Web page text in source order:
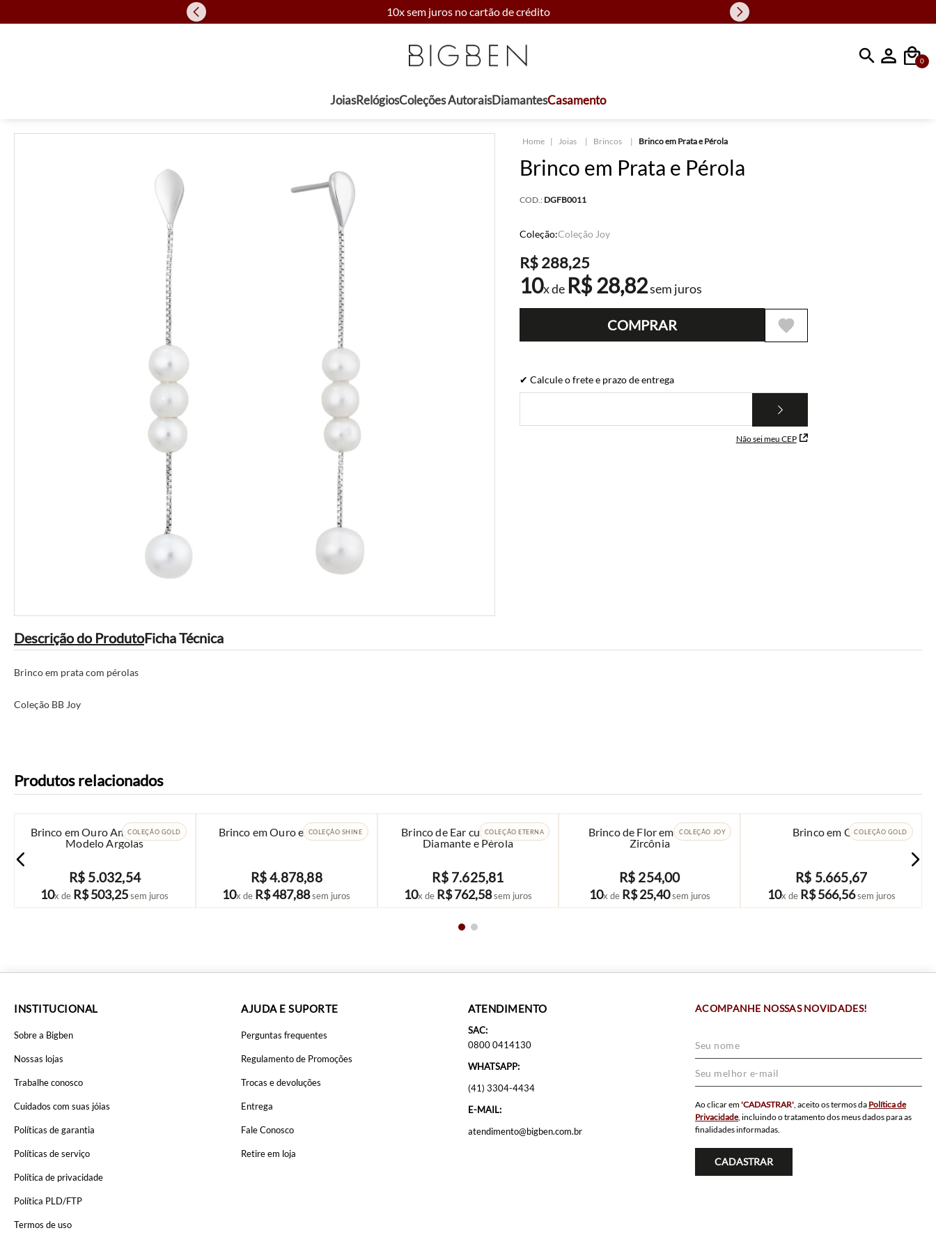
10x sem juros no cartão de crédito
Faça sua busca
0
JoiasRelógiosColeções AutoraisDiamantesCasamento
Joias Brincos Brinco em Prata e Pérola
Brinco em Prata e Pérola
COD.: DGFB0011
Coleção:Coleção Joy
R$288,25
10x de R$28,82sem juros
COMPRAR
✔ Calcule o frete e prazo de entrega
Não sei meu CEP
Descrição do ProdutoFicha Técnica
Brinco em prata com pérolas
Coleção BB Joy
Produtos relacionados
COLEÇÃO GOLD
Brinco em Ouro Amarelo 18k -
Modelo Argolas
R$ 5.032,54
10x de R$503,25sem juros
COMPRAR
COLEÇÃO SHINE
Brinco em Ouro e Diamante
R$4.878,88
10x de R$487,88sem juros
COMPRAR
COLEÇÃO ETERNA
Brinco de Ear cuff em Ouro,
Diamante e Pérola
R$ 7.625,81
10x de R$762,58sem juros
COMPRAR
COLEÇÃO JOY
Brinco de Flor em Prata e
Zircônia
R$ 254,00
10x de R$25,40sem juros
COMPRAR
COLEÇÃO GOLD
Brinco em Ouro
R$ 5.665,67
10x de R$ 566,56sem juros
COMPRAR
INSTITUCIONAL
Sobre a Bigben
Nossas lojas
Trabalhe conosco
Cuidados com suas jóias
Políticas de garantia
Políticas de serviço
Política de privacidade
Política PLD/FTP
Termos de uso
AJUDA E SUPORTE
Perguntas frequentes
Regulamento de Promoções
Trocas e devoluções
Entrega
Fale Conosco
Retire em loja
ATENDIMENTO
SAC:
0800 0414130
WHATSAPP:
(41) 3304-4434
E-MAIL:
atendimento@bigben.com.br
ACOMPANHE NOSSAS NOVIDADES!
Ao clicar em'CADASTRAR', aceito os termos da Política de
Privacidade, incluindo o tratamento dos meus dados para as
finalidades informadas.
CADASTRAR